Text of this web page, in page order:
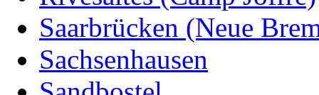
Saarbrücken (Neue
Sachsenhausen